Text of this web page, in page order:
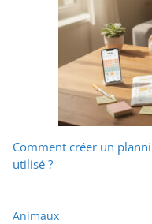
Comment créer un
utilisé ?
Animaux